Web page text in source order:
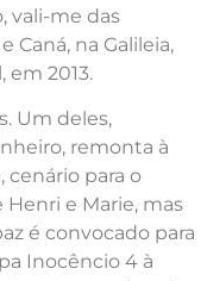
vali-me das
Caná, na Galileia,
2013.
Um deles,
remonta à
cenário para o
e Marie, mas
é convocado para
Inocêncio 4 à